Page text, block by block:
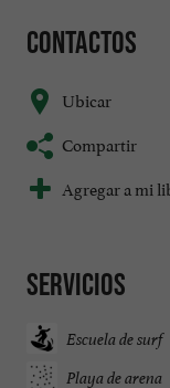
Contactos
Ubicar
Compartir
Agregar a mi
Servicios
Escuela de surf
Playa de arena